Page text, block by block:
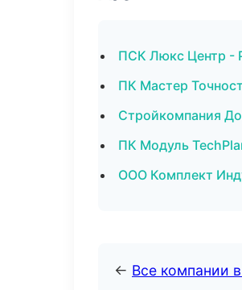
ПСК Люкс Центр -
ПК Мастер
Стройкомпания
ПК Модуль
ООО Комплект
← Все компании